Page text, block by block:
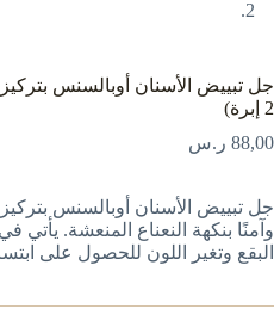
2 إبرة)
88,00 ر.س
وآمنًا بنكهة النعناع المنعشة. يأتي
البقع وتغير اللون للحصول على